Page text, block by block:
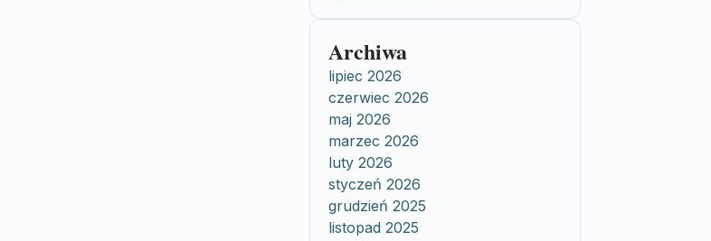
Archiwa
lipiec 2026
czerwiec 2026
maj 2026
marzec 2026
luty 2026
styczeń 2026
grudzień 2025
listopad 2025